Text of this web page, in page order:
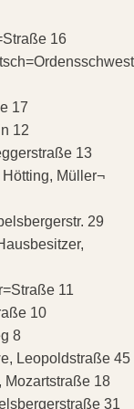
16
17
12
13
Müller¬
29
11
10
8
Leopoldstraße 45
18
31